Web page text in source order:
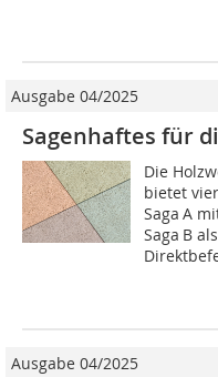
Ausgabe 04/2025
Sagenhaftes für
Die
bietet
Saga A
Saga B
Ausgabe 04/2025